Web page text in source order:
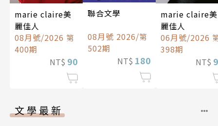
marie claire美
麗佳人
08月號/2026 第
400期
NT$ 90
聯合文學
08月號 2026/第
502期
NT$ 180
marie claire美
麗佳人
06月號/2026
398期
NT$
文學最新